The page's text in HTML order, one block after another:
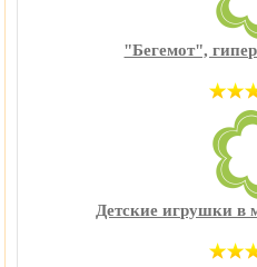
"Бегемот",
Детские игрушки в